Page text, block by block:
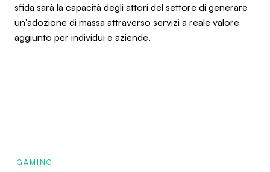
sfida sarà la capacità degli attori del settore di generare
un'adozione di massa attraverso servizi a reale valore
aggiunto per individui e aziende.
GAMING